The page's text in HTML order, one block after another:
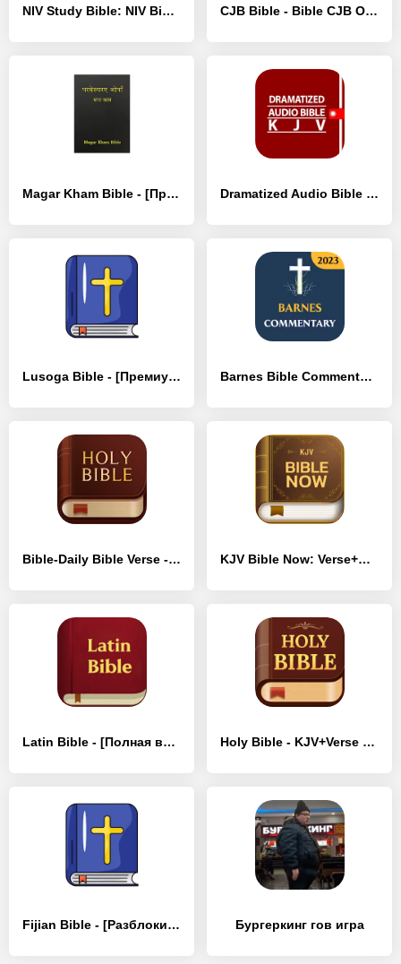
NIV Study Bible: NIV Bible - [Полная версия] CJB Bible - Bible CJB Offline - [Разблокированная версия]
Magar Kham Bible - [Премиум версия] Dramatized Audio Bible - KJV - [Премиум версия]
Lusoga Bible - [Премиум версия] Barnes Bible Commentary - [Премиум версия]
Bible-Daily Bible Verse - [Без рекламы] KJV Bible Now: Verse+Audio - [Премиум версия]
Latin Bible - [Полная версия] Holy Bible - KJV+Verse - [Премиум версия]
Fijian Bible - [Разблокированная версия] Бургеркинг гов игра